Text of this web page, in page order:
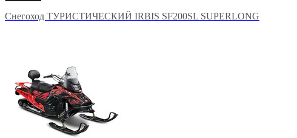
Снегоход ТУРИСТИЧЕСКИЙ IRBIS SF200SL SUPERLONG